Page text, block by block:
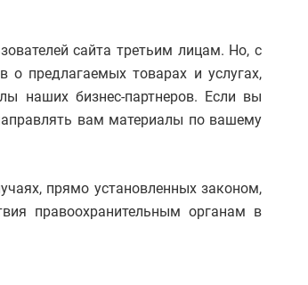
сайта третьим лицам. Но, с
предлагаемых товарах и услугах,
наших бизнес-партнеров. Если вы
вам материалы по вашему
прямо установленных законом,
правоохранительным органам в